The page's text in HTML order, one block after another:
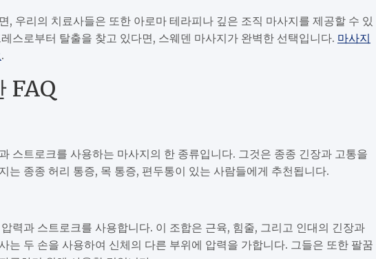
, 우리의 치료사들은 또한 아로마 테라피나 깊은 조직 마사지를 제공할 수 있
스로부터 탈출을 찾고 있다면, 스웨덴 마사지가 완벽한 선택입니다. 마사지
.
FAQ
스트로크를 사용하는 마사지의 한 종류입니다. 그것은 종종 긴장과 고통을
는 종종 허리 통증, 목 통증, 편두통이 있는 사람들에게 추천됩니다.
력과 스트로크를 사용합니다. 이 조합은 근육, 힘줄, 그리고 인대의 긴장과
는 두 손을 사용하여 신체의 다른 부위에 압력을 가합니다. 그들은 또한 팔꿈